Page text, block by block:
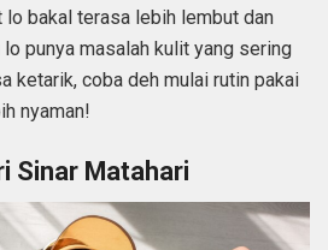
lo bakal terasa lebih lembut dan
lo punya masalah kulit yang sering
ketarik, coba deh mulai rutin pakai
nyaman!
Sinar Matahari